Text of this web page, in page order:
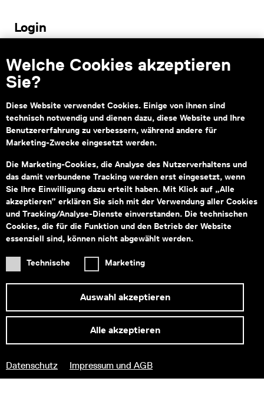
Welche Cookies akzeptieren
Sie?
Diese Website verwendet Cookies. Einige von ihnen sind
technisch notwendig und dienen dazu, diese Website und Ihre
Benutzererfahrung zu verbessern, während andere für
Marketing-Zwecke eingesetzt werden.
Die Marketing-Cookies, die Analyse des Nutzerverhaltens und
das damit verbundene Tracking werden erst eingesetzt, wenn
Sie Ihre Einwilligung dazu erteilt haben. Mit Klick auf „Alle
akzeptieren” erklären Sie sich mit der Verwendung aller Cookies
und Tracking/Analyse-Dienste einverstanden. Die technischen
Cookies, die für die Funktion und den Betrieb der Website
essenziell sind, können nicht abgewählt werden.
Technische Marketing
Auswahl akzeptieren
Alle akzeptieren
Datenschutz Impressum und AGB
Login
Schulen
Kontakt
Montag bis Freitag von 09:00–18:00
Fragen zu Tickets an:service@wienmuseum.at
Fragen an unseren Museumsshop:
shop@wienmuseum.at
Wien Museum, Karlsplatz
1040 Wien
barrierefreien Besuch